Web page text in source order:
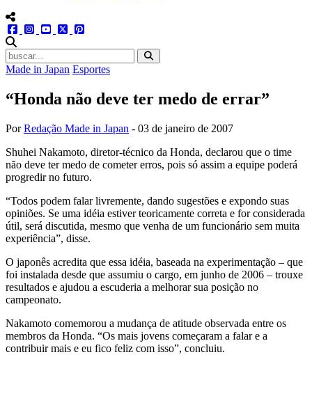
menu redes social
facebookinstagram
youtube
twitter
Made in Japan Esportes
“Honda não deve ter medo de errar”
PorRedação Made in Japan - 03 de janeiro de 2007
Shuhei Nakamoto, diretor-técnico da Honda, declarou que o time
não deve ter medo de cometer erros, pois só assim a equipe poderá
progredir no futuro.
“Todos podem falar livremente, dando sugestões e expondo suas
opiniões. Se uma idéia estiver teoricamente correta e for considerada
útil, será discutida, mesmo que venha de um funcionário sem muita
experiência”, disse.
O japonês acredita que essa idéia, baseada na experimentação – que
foi instalada desde que assumiu o cargo, em junho de 2006 – trouxe
resultados e ajudou a escuderia a melhorar sua posição no
campeonato.
Nakamoto comemorou a mudança de atitude observada entre os
membros da Honda. “Os mais jovens começaram a falar e a
contribuir mais e eu fico feliz com isso”, concluiu.